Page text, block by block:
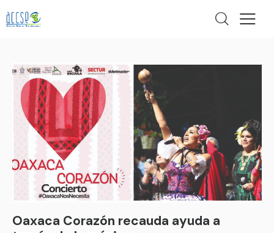
Oaxaca Corazón recauda ayuda a